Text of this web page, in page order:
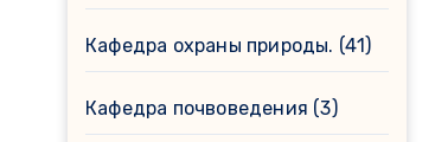
Кафедра охраны природы. (41)
Кафедра почвоведения (3)